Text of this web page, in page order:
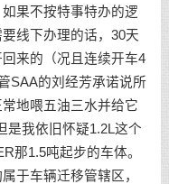
果不按特事特办的逻
线下办理的话，30天
来的（况且连续开车4
SAA的刘经芳承诺说所
地喂五油三水并给它
是我依旧怀疑1.2L这个
那1.5吨起步的车体。
于车辆迁移管辖区，